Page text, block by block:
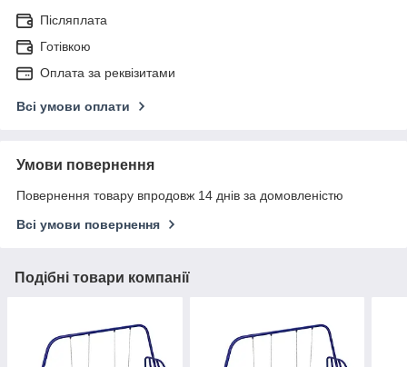
Післяплата
Готівкою
Оплата за реквізитами
Всі умови оплати
Умови повернення
Повернення товару впродовж 14 днів за домовленістю
Всі умови повернення
Подібні товари компанії